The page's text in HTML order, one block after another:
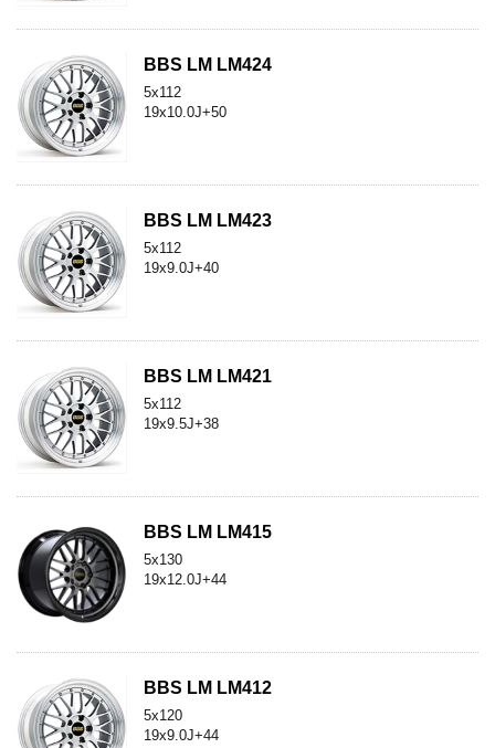
BBS LM LM424
5x112
19x10.0J+50
BBS LM LM423
5x112
19x9.0J+40
BBS LM LM421
5x112
19x9.5J+38
BBS LM LM415
5x130
19x12.0J+44
BBS LM LM412
5x120
19x9.0J+44